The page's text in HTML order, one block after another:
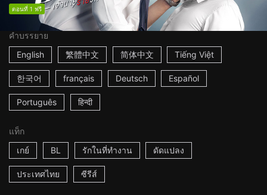
ตอนที่ 1 ฟรี
คำบรรยาย
English
繁體中文 简体中文 Tiếng Việt
한국어 français Deutsch Español
Português हिन्दी
แท็ก
เกย์
BL รักในที่ทำงาน ดัดแปลง
ประเทศไทย ซีรีส์